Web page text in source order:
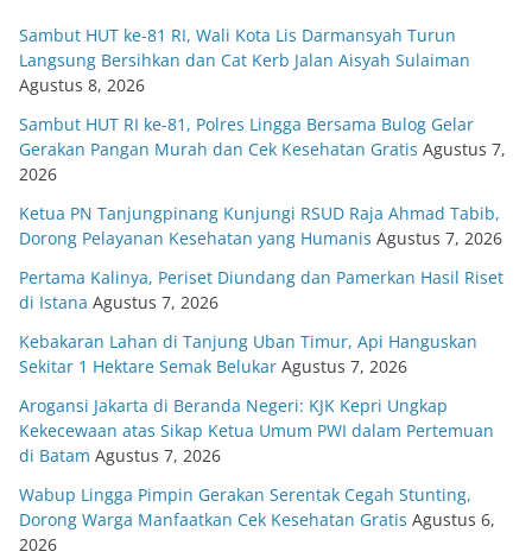
Sambut HUT ke-81 RI, Wali Kota Lis Darmansyah Turun
Langsung Bersihkan dan Cat Kerb Jalan Aisyah Sulaiman
Agustus 8, 2026
Sambut HUT RI ke-81, Polres Lingga Bersama Bulog Gelar
Gerakan Pangan Murah dan Cek Kesehatan Gratis Agustus 7,
2026
Ketua PN Tanjungpinang Kunjungi RSUD Raja Ahmad Tabib,
Dorong Pelayanan Kesehatan yang Humanis Agustus 7, 2026
Pertama Kalinya, Periset Diundang dan Pamerkan Hasil Riset
di Istana Agustus 7, 2026
Kebakaran Lahan di Tanjung Uban Timur, Api Hanguskan
Sekitar 1 Hektare Semak Belukar Agustus 7, 2026
Arogansi Jakarta di Beranda Negeri: KJK Kepri Ungkap
Kekecewaan atas Sikap Ketua Umum PWI dalam Pertemuan
di Batam Agustus 7, 2026
Wabup Lingga Pimpin Gerakan Serentak Cegah Stunting,
Dorong Warga Manfaatkan Cek Kesehatan Gratis Agustus 6,
2026